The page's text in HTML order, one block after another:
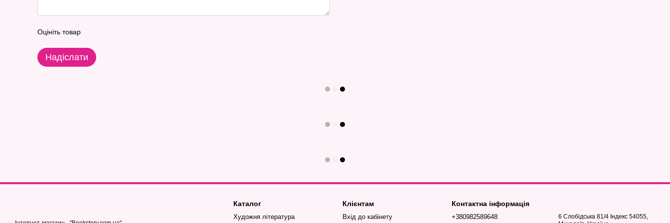
Оцініть товар
Надіслати
Каталог
Художня література
Клієнтам
Вхід до кабінету
Контактна інформація
+380982589648
6 Слобідська 81/4 Індекс 54055,